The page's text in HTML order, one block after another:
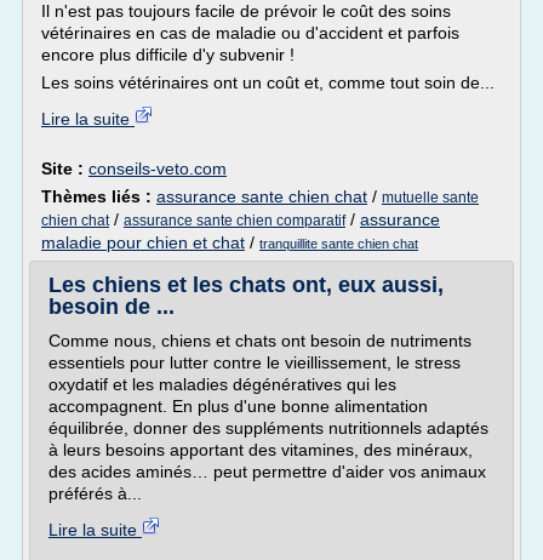
Il n'est pas toujours facile de prévoir le coût des soins
vétérinaires en cas de maladie ou d'accident et parfois
encore plus difficile d'y subvenir !
Les soins vétérinaires ont un coût et, comme tout soin de...
Lire la suite
Site : conseils-veto.com
Thèmes liés : assurance sante chien chat / mutuelle sante
chien chat/ assurance sante chien comparatif/ assurance
maladie pour chien et chat / tranquillite sante chien chat
Les chiens et les chats ont, eux aussi,
besoin de ...
Comme nous, chiens et chats ont besoin de nutriments
essentiels pour lutter contre le vieillissement, le stress
oxydatif et les maladies dégénératives qui les
accompagnent. En plus d'une bonne alimentation
équilibrée, donner des suppléments nutritionnels adaptés
à leurs besoins apportant des vitamines, des minéraux,
des acides aminés… peut permettre d'aider vos animaux
préférés à...
Lire la suite